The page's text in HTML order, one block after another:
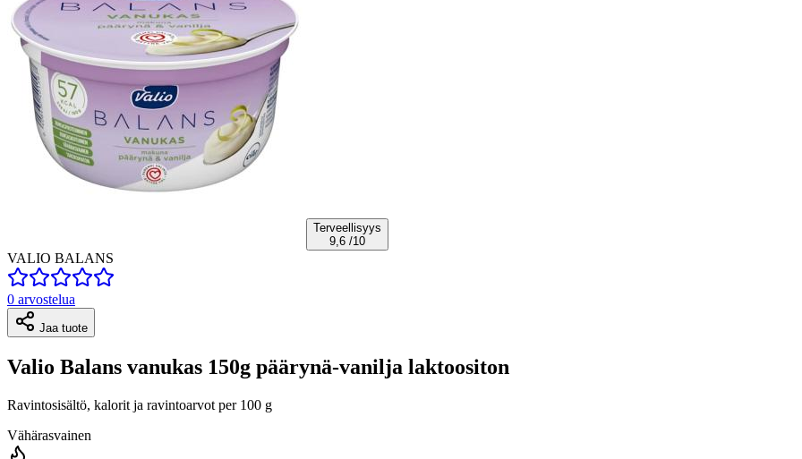
Terveellisyys
9,6 /10
VALIO BALANS
0 arvostelua
Jaa tuote
Valio Balans vanukas 150g päärynä-vanilja laktoositon
Ravintosisältö, kalorit ja ravintoarvot per 100 g
Vähärasvainen